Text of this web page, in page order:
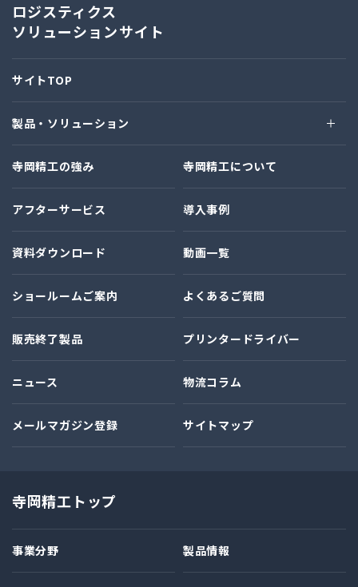
ロジスティクス
ソリューションサイト
サイトTOP
製品・ソリューション
寺岡精工の強み 寺岡精工について
アフターサービス 導入事例
資料ダウンロード 動画一覧
ショールームご案内 よくあるご質問
販売終了製品 プリンタードライバー
ニュース 物流コラム
メールマガジン登録 サイトマップ
寺岡精工トップ
事業分野 製品情報